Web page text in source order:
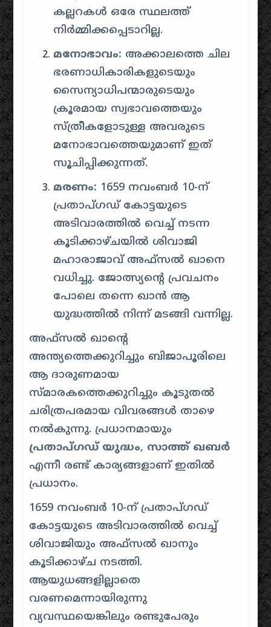
കല്ലറകൾ ഒരേ സ്ഥലത്ത്
നിർമ്മിക്കപ്പെടാറില്ല.
മനോഭാവം: അക്കാലത്തെ ചില
ഭരണാധികാരികളുടെയും
സൈന്യാധിപന്മാരുടെയും
ക്രൂരമായ സ്വഭാവത്തെയും
സ്ത്രീകളോടുള്ള അവരുടെ
മനോഭാവത്തെയുമാണ് ഇത്
സൂചിപ്പിക്കുന്നത്.
മരണം: 1659 നവംബർ 10-ന്
പ്രതാപ്ഗഡ് കോട്ടയുടെ
അടിവാരത്തിൽ വെച്ച് നടന്ന
കൂടിക്കാഴ്ചയിൽ ശിവാജി
മഹാരാജാവ് അഫ്സൽ ഖാനെ
വധിച്ചു. ജോത്സ്യൻ്റെ പ്രവചനം
പോലെ തന്നെ ഖാൻ ആ
യുദ്ധത്തിൽ നിന്ന് മടങ്ങി വന്നില്ല.
അഫ്സൽ ഖാൻ്റെ
അന്ത്യത്തെക്കുറിച്ചും ബിജാപൂരിലെ
ആ ദാരുണമായ
സ്മാരകത്തെക്കുറിച്ചും കൂടുതൽ
ചരിത്രപരമായ വിവരങ്ങൾ താഴെ
നൽകുന്നു. പ്രധാനമായും
പ്രതാപ്ഗഡ് യുദ്ധം, സാത്ത് ഖബർ
എന്നീ രണ്ട് കാര്യങ്ങളാണ് ഇതിൽ
പ്രധാനം.
1659 നവംബർ 10-ന് പ്രതാപ്ഗഡ്
കോട്ടയുടെ അടിവാരത്തിൽ വെച്ച്
ശിവാജിയും അഫ്സൽ ഖാനും
കൂടിക്കാഴ്ച നടത്തി.
ആയുധങ്ങളില്ലാതെ
വരണമെന്നായിരുന്നു
വ്യവസ്ഥയെങ്കിലും രണ്ടുപേരും